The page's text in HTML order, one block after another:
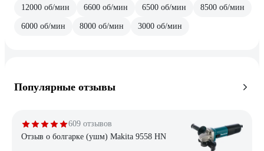
12000 об/мин 6600 об/мин 6500 об/мин 8500 об/мин
6000 об/мин 8000 об/мин 3000 об/мин
Популярные отзывы
609 отзывов
Отзыв о болгарке (ушм) Makita 9558 HN